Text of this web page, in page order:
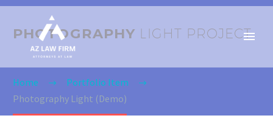
PHOTOGRAPHY LIGHT PROJECT
Home
Portfolio Item
Photography Light (Demo)